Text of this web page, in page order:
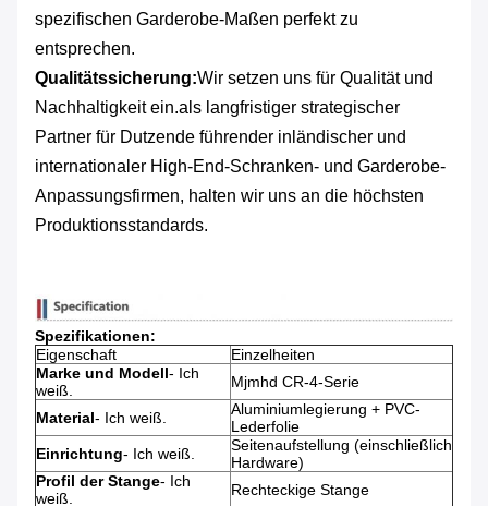
spezifischen Garderobe-Maßen perfekt zu
entsprechen.
Qualitätssicherung:Wir setzen uns für Qualität und
Nachhaltigkeit ein.als langfristiger strategischer
Partner für Dutzende führender inländischer und
internationaler High-End-Schranken- und Garderobe-
Anpassungsfirmen, halten wir uns an die höchsten
Produktionsstandards.
Spezifikationen:
Eigenschaft
Einzelheiten
Marke und Modell- Ich
weiß.
Mjmhd CR-4-Serie
Material- Ich weiß.
Aluminiumlegierung + PVC-
Lederfolie
Einrichtung- Ich weiß.
Seitenaufstellung (einschließlich
Hardware)
Profil der Stange- Ich
weiß.
Rechteckige Stange